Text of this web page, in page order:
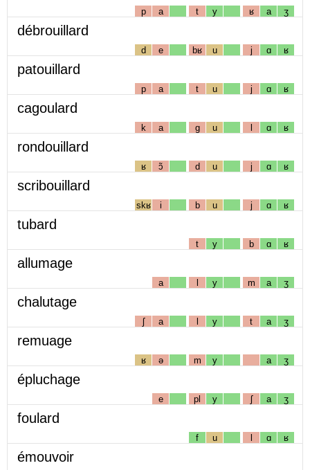
p a t y ʁ a ʒ
débrouillard
d e bʁ u j ɑ ʁ
patouillard
p a t u j ɑ ʁ
cagoulard
k a g u l ɑ ʁ
rondouillard
ʁ ɔ̃ d u j ɑ ʁ
scribouillard
skʁ i b u j ɑ ʁ
tubard
t y b ɑ ʁ
allumage
a l y m a ʒ
chalutage
ʃ a l y t a ʒ
remuage
ʁ ə m y a ʒ
épluchage
e pl y ʃ a ʒ
foulard
f u l ɑ ʁ
émouvoir